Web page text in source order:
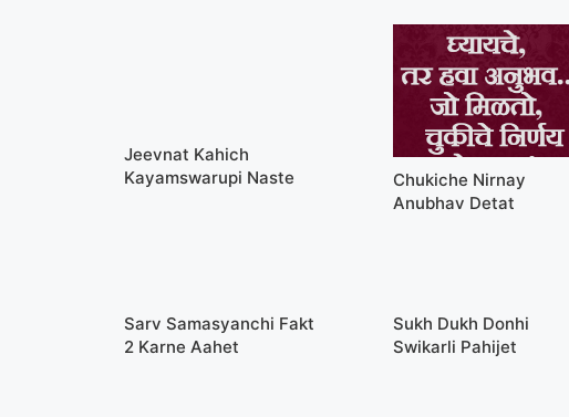
Jeevnat Kahich
Kayamswarupi Naste
Chukiche Nirnay
Anubhav Detat
Sarv Samasyanchi Fakt
2 Karne Aahet
Sukh Dukh Donhi
Swikarli Pahijet